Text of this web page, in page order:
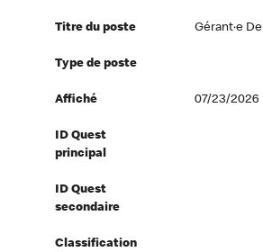
Titre du poste Gérant·e
Type de poste
Affiché 07/23/2026
ID Quest
principal
ID Quest
secondaire
Classification